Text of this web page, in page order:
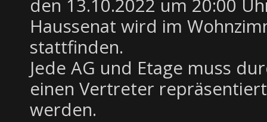
den 13.10.2022 um 20:00
Haussenat wird im
stattfinden.
Jede AG und Etage muss
einen Vertreter repräsentiert
werden.